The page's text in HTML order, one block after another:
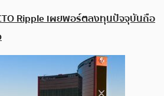
Ripple เผยพอร์ตลงทุนปัจจุบันถือ